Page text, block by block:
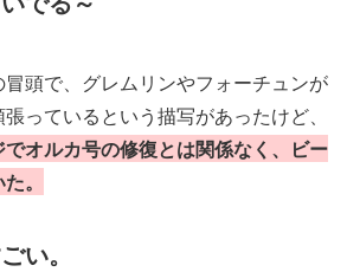
頭で、グレムリンやフォーチュンが
っているという描写があったけど、
オルカ号の修復とは関係なく、ビー
。
い。